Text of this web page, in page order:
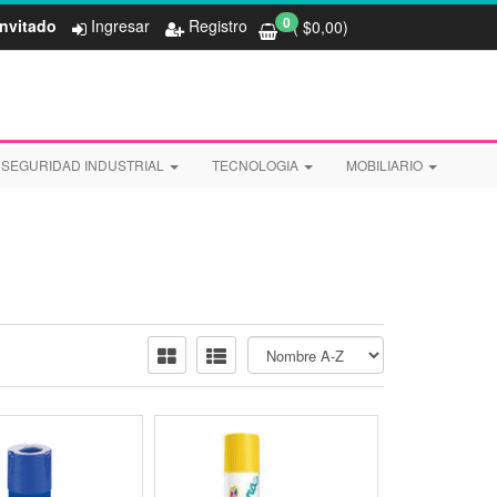
Ingresar Registro 0( $0,00)
SEGURIDAD INDUSTRIAL TECNOLOGIA MOBILIARIO